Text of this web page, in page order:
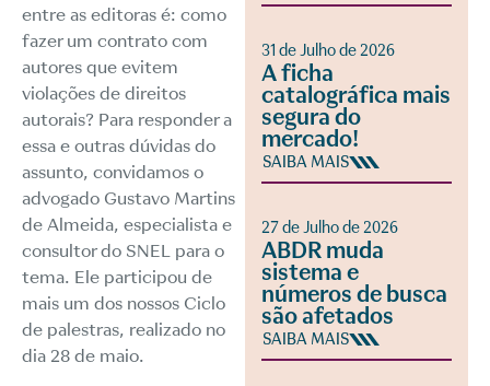
entre as editoras é: como
fazer um contrato com
autores que evitem
violações de direitos
autorais? Para responder a
essa e outras dúvidas do
assunto, convidamos o
advogado Gustavo Martins
de Almeida, especialista e
consultor do SNEL para o
tema. Ele participou de
mais um dos nossos Ciclo
de palestras, realizado no
dia 28 de maio.
31 de Julho de 2026
A ficha
catalográfica mais
segura do
mercado!
SAIBA MAIS
27 de Julho de 2026
ABDR muda
sistema e
números de busca
são afetados
SAIBA MAIS